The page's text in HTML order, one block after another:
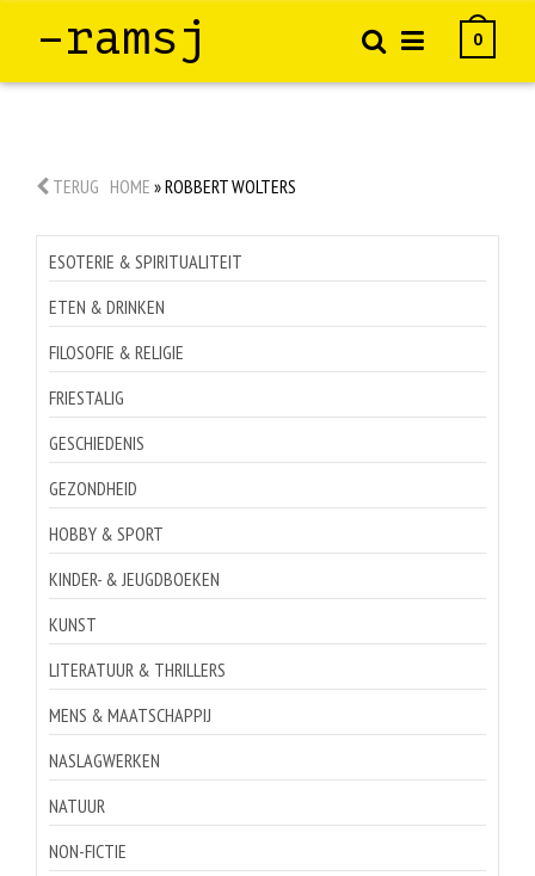
–ramsj 0
TERUG HOME »ROBBERT WOLTERS
ESOTERIE & SPIRITUALITEIT
ETEN & DRINKEN
FILOSOFIE & RELIGIE
FRIESTALIG
GESCHIEDENIS
GEZONDHEID
HOBBY & SPORT
KINDER- & JEUGDBOEKEN
KUNST
LITERATUUR & THRILLERS
MENS & MAATSCHAPPIJ
NASLAGWERKEN
NATUUR
NON-FICTIE